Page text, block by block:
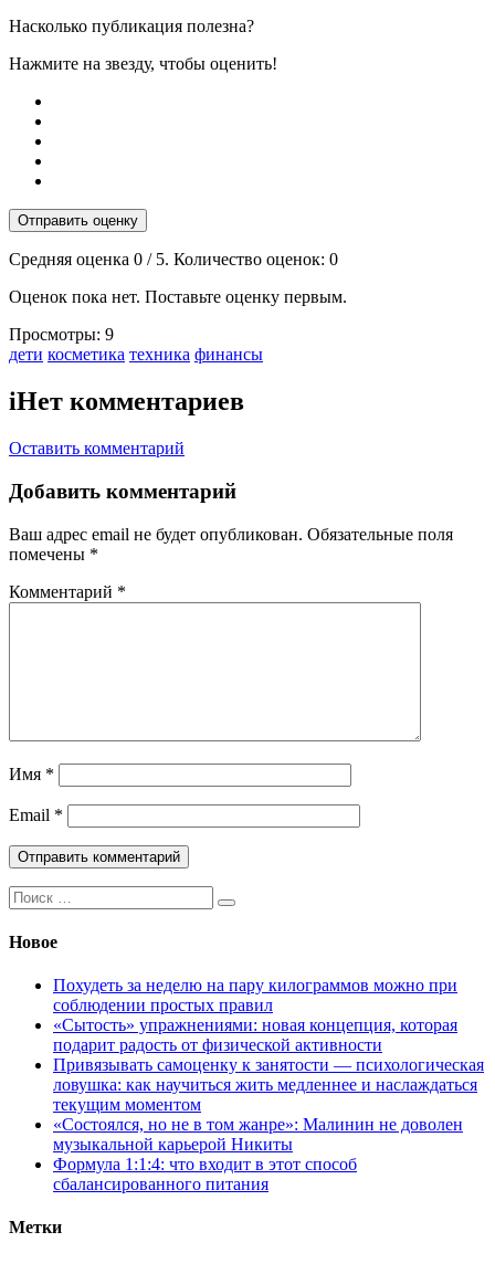
Насколько публикация полезна?
Нажмите на звезду, чтобы оценить!
Отправить оценку
Средняя оценка 0 / 5. Количество оценок: 0
Оценок пока нет. Поставьте оценку первым.
Просмотры: 9
Тэги:
дети косметика техника финансы
iНет комментариев
Оставить комментарий
Добавить комментарий
Ваш адрес email не будет опубликован. Обязательные поля
помечены *
Комментарий *
Имя *
Email *
Поиск:
Новое
Похудеть за неделю на пару килограммов можно при
соблюдении простых правил
«Сытость» упражнениями: новая концепция, которая
подарит радость от физической активности
Привязывать самоценку к занятости — психологическая
ловушка: как научиться жить медленнее и наслаждаться
текущим моментом
«Состоялся, но не в том жанре»: Малинин не доволен
музыкальной карьерой Никиты
Формула 1:1:4: что входит в этот способ
сбалансированного питания
Метки